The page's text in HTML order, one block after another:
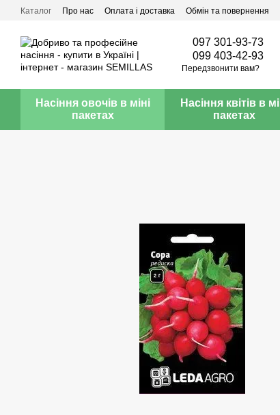
Перейти до основного контенту
Каталог Про нас Оплата і доставка Обмін та повернення
097 301-93-73
099 403-42-93
Передзвонити вам?
Насіння овочів в міні
пакетах
Насіння квітів в
пакетах